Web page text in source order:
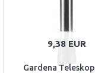
9,38 EUR
Gardena